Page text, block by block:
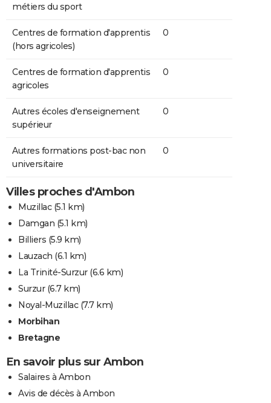
métiers du sport
Centres de formation d'apprentis
(hors agricoles)
0
Centres de formation d'apprentis
agricoles
0
Autres écoles d'enseignement
supérieur
0
Autres formations post-bac non
universitaire
0
Villes proches d'Ambon
Muzillac(5.1 km)
Damgan (5.1 km)
Billiers (5.9 km)
Lauzach (6.1 km)
La Trinité-Surzur(6.6 km)
Surzur(6.7 km)
Noyal-Muzillac(7.7 km)
Morbihan
Bretagne
En savoir plus sur Ambon
Salaires à Ambon
Avis de décès à Ambon